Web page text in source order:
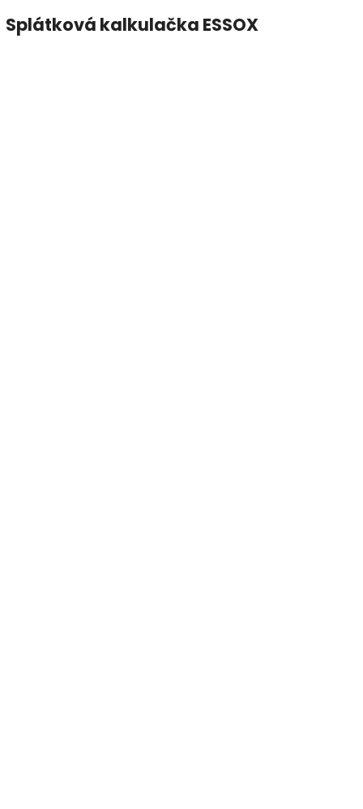
Splátková kalkulačka ESSOX